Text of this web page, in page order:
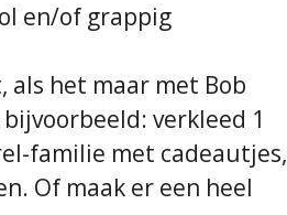
en/of grappig
als het maar met Bob
verkleed 1
familie met cadeautjes,
Of maak er een heel